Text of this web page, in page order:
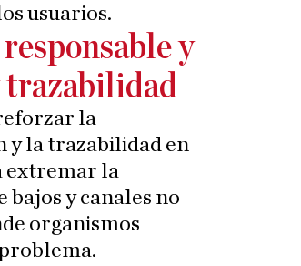
usuarios.
y
trazabilidad
la
y la trazabilidad en
extremar la
y canales no
organismos